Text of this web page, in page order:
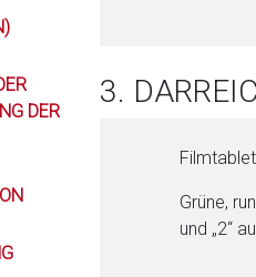
DER
3.
Grüne,
und „2“